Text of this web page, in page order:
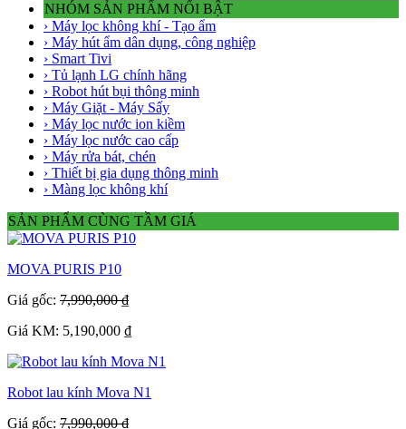
NHÓM SẢN PHẨM NỔI BẬT
› Máy lọc không khí - Tạo ẩm
› Máy hút ẩm dân dụng, công nghiệp
› Smart Tivi
› Tủ lạnh LG chính hãng
› Robot hút bụi thông minh
› Máy Giặt - Máy Sấy
› Máy lọc nước ion kiềm
› Máy lọc nước cao cấp
› Máy rửa bát, chén
› Thiết bị gia dụng thông minh
› Màng lọc không khí
SẢN PHẨM CÙNG TẦM GIÁ
MOVA PURIS P10
Giá gốc: 7,990,000 ₫
Giá KM: 5,190,000 ₫
Robot lau kính Mova N1
Giá gốc: 7,990,000 ₫